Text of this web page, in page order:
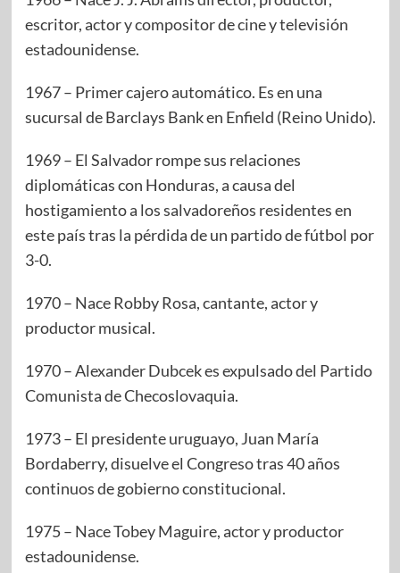
escritor, actor y compositor de cine y televisión
estadounidense.
1967 – Primer cajero automático. Es en una
sucursal de Barclays Bank en Enfield (Reino Unido).
1969 – El Salvador rompe sus relaciones
diplomáticas con Honduras, a causa del
hostigamiento a los salvadoreños residentes en
este país tras la pérdida de un partido de fútbol por
3-0.
1970 – Nace Robby Rosa, cantante, actor y
productor musical.
1970 – Alexander Dubcek es expulsado del Partido
Comunista de Checoslovaquia.
1973 – El presidente uruguayo, Juan María
Bordaberry, disuelve el Congreso tras 40 años
continuos de gobierno constitucional.
1975 – Nace Tobey Maguire, actor y productor
estadounidense.